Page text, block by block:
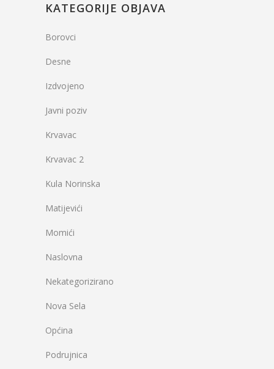
KATEGORIJE OBJAVA
Borovci
Desne
Izdvojeno
Javni poziv
Krvavac
Krvavac 2
Kula Norinska
Matijevići
Momići
Naslovna
Nekategorizirano
Nova Sela
Općina
Podrujnica